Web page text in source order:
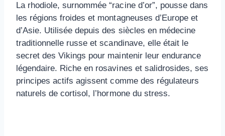
La rhodiole, surnommée “racine d’or”, pousse dans
les régions froides et montagneuses d’Europe et
d’Asie. Utilisée depuis des siècles en médecine
traditionnelle russe et scandinave, elle était le
secret des Vikings pour maintenir leur endurance
légendaire. Riche en rosavines et salidrosides, ses
principes actifs agissent comme des régulateurs
naturels de cortisol, l’hormone du stress.